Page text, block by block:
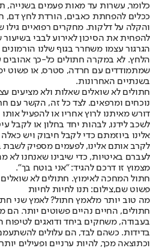
כלומר, עשרות עד מאות פעמים בשנייה,
ככלים להפחתת כאבים, הורדת לחץ דם,
והקלה על דלקות. מחקרים רפואיים
להפחית את הסיכון לאירוע לבבי בשיעור של
הגרגור עצמו משחרר בגוף שלנו
הלחץ. לא במקרה חתולים כל-כך אהובים
שמתמודדים עם חרדה, סטרס, או פשוט
בשנתיים האחרונות.
חתולים לא שואלים שאלות ולא מציעים
נוכחים ומרפאים. לצד כל זה, הקשר עם
דורש מאיתנו לרוץ אחריו או להפעיל
לשכב לידנו, לבהות יחד בחלון או לקבל
אלינו ביוזמתם כדי לקבל חיבוק ויש
לקרב אותם אלינו, לפעמים מספיק
לעברם באיטיות, כדי שיבינו שאנחנו לא
מצמוץ זו דרכם להגיד: "אני בוטח בך".
חתול המחכה לאימוץ. חתולים לא
פשוט שם,צילום: תנו לחיות לחיות
מה טוב יותר מלאמץ חתול? לאמץ שני
חתולים, החיים נהיים פשוטים יותר.
בעבודה, משחקים ביחד ודואגים
בדידות. כשהם לבד, הם עלולים
וכתוצאה מכך, להיות ערניים ופעילים